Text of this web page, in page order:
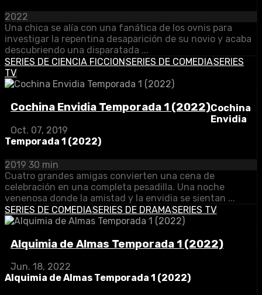
2022
Una chica se alía con una fanática de los ovnis para
investigar la repentina desaparición de su novio y acaba
descubriendo una disparatada ...
SERIES DE CIENCIA FICCION SERIES DE COMEDIASERIES
TV
Cochina Envidia Temporada 1 (2022)
Oct. 07, 2019
Cochina
Envidia
Temporada 1 (2022)
2019 30 min
Cuatro grandes amigas convierten una cena de
celebración en una completa pesadilla. Una noche
venenosa donde la amistad y la envidia se sientan ...
SERIES DE COMEDIASERIES DE DRAMASERIES TV
Alquimia de Almas Temporada 1 (2022)
Jun. 18, 2022
Alquimia de Almas Temporada 1 (2022)